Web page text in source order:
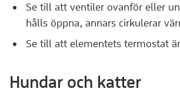
Se till att ventiler ovanför eller
hålls öppna, annars cirkulerar
Se till att elementets termostat
Hundar och katter